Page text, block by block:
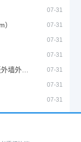
07-31
07-31
07-31
07-31
07-31
07-31
07-31